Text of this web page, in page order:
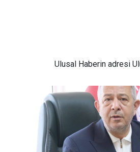
Ulusal Haberin adresi